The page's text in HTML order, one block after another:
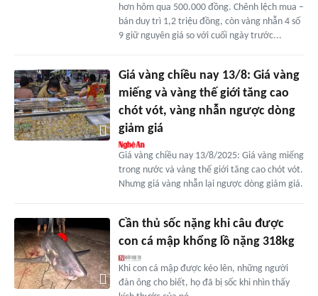
hơn hôm qua 500.000 đồng. Chênh lệch mua –
bán duy trì 1,2 triệu đồng, còn vàng nhẫn 4 số
9 giữ nguyên giá so với cuối ngày trước...
Giá vàng chiều nay 13/8: Giá vàng
miếng và vàng thế giới tăng cao
chót vót, vàng nhẫn ngược dòng
giảm giá
Giá vàng chiều nay 13/8/2025: Giá vàng miếng
trong nước và vàng thế giới tăng cao chót vót.
Nhưng giá vàng nhẫn lại ngược dòng giảm giá.
Cần thủ sốc nặng khi câu được
con cá mập khổng lồ nặng 318kg
Khi con cá mập được kéo lên, những người
đàn ông cho biết, họ đã bị sốc khi nhìn thấy